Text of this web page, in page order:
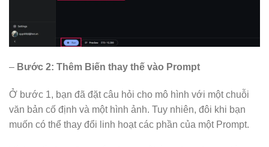
– Bước 2: Thêm Biến thay thế vào Prompt
Ở bước 1, bạn đã đặt câu hỏi cho mô hình với một chuỗi
văn bản cố định và một hình ảnh. Tuy nhiên, đôi khi bạn
muốn có thể thay đổi linh hoạt các phần của một Prompt.